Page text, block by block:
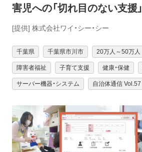
害児への「切れ目のない支援」
[提供] 株式会社ワイ・シー・シー
千葉県 千葉県市川市 20万人～50万人
障害者福祉 子育て支援 健康・保健
サーバー機器・システム 自治体通信 Vol.57